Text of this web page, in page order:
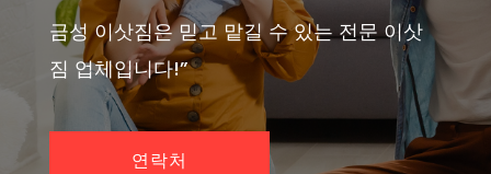
금성 이삿짐은 믿고 맡길 수 있는 전문 이삿
짐 업체입니다!”
연락처